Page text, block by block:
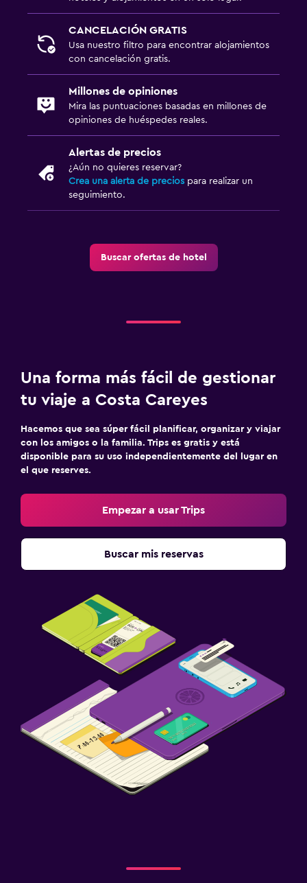
CANCELACIÓN GRATIS
Usa nuestro filtro para encontrar alojamientos
con cancelación gratis.
Millones de opiniones
Mira las puntuaciones basadas en millones de
opiniones de huéspedes reales.
Alertas de precios
¿Aún no quieres reservar?
Crea una alerta de precios para realizar un
seguimiento.
Buscar ofertas de hotel
Una forma más fácil de gestionar
tu viaje a Costa Careyes
Hacemos que sea súper fácil planificar, organizar y viajar
con los amigos o la familia. Trips es gratis y está
disponible para su uso independientemente del lugar en
el que reserves.
Empezar a usar Trips
Buscar mis reservas